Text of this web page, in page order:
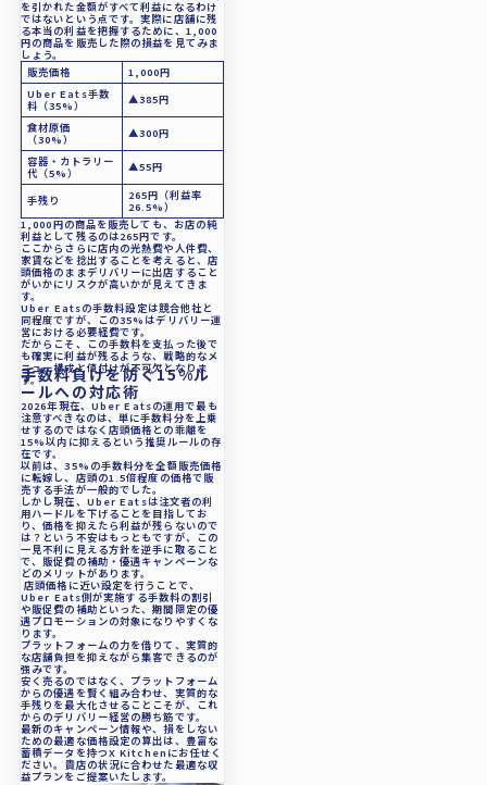
・なぜ複数プ
ラットフォ
ームを併用
すると利益
率が上がる
のか
07
ゴーストレス
トランFCに丸
投げしません
か？
08
まとめ：手数
料をコストか
ら利益を生む
投資に変える
を引かれた金額がすべて利益になるわけ
ではないという点です。実際に店舗に残
る本当の利益を把握するために、1,000
円の商品を販売した際の損益を見てみま
しょう。
販売価格
1,000円
Uber Eats手数
料（35%）
▲385円
食材原価
（30%）
▲300円
容器・カトラリー
代（5%） ▲55円
手残り 265円（利益率
26.5%）
1,000円の商品を販売しても、お店の純
利益として残るのは265円です。
ここからさらに店内の光熱費や人件費、
家賃などを捻出することを考えると、店
頭価格のままデリバリーに出店すること
がいかにリスクが高いかが見えてきま
す。
Uber Eatsの手数料設定は競合他社と
同程度ですが、この35%はデリバリー運
営における必要経費です。
だからこそ、この手数料を支払った後で
も確実に利益が残るような、戦略的なメ
ニュー構成と値付けが不可欠となりま
す。
手数料負けを防ぐ15%ル
ールへの対応術
2026年現在、Uber Eatsの運用で最も
注意すべきなのは、単に手数料分を上乗
せするのではなく店頭価格との乖離を
15%以内に抑えるという推奨ルールの存
在です。
以前は、35%の手数料分を全額販売価格
に転嫁し、店頭の1.5倍程度の価格で販
売する手法が一般的でした。
しかし現在、Uber Eatsは注文者の利
用ハードルを下げることを目指してお
り、価格を抑えたら利益が残らないので
は？という不安はもっともですが、この
一見不利に見える方針を逆手に取ること
で、販促費の補助・優遇キャンペーンな
どのメリットがあります。
店頭価格に近い設定を行うことで、
Uber Eats側が実施する手数料の割引
や販促費の補助といった、期間限定の優
遇プロモーションの対象になりやすくな
ります。
プラットフォームの力を借りて、実質的
な店舗負担を抑えながら集客できるのが
強みです。
安く売るのではなく、プラットフォーム
からの優遇を賢く組み合わせ、実質的な
手残りを最大化させることこそが、これ
からのデリバリー経営の勝ち筋です。
最新のキャンペーン情報や、損をしない
ための最適な価格設定の算出は、豊富な
蓄積データを持つX Kitchenにお任せく
ださい。貴店の状況に合わせた最適な収
益プランをご提案いたします。